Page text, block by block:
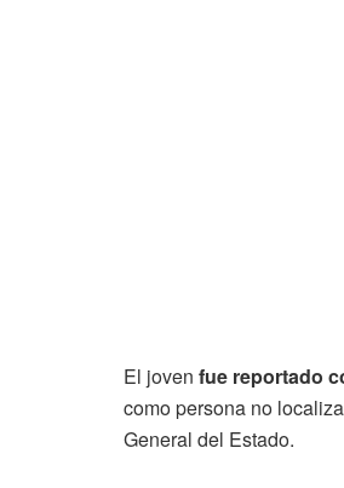
El joven fue reportado
como persona no
General del Estado.